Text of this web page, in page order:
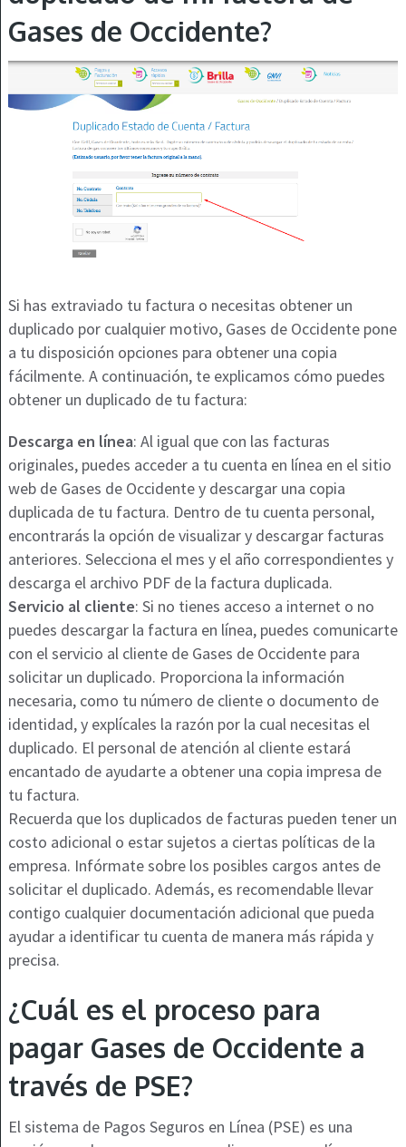
Gases de Occidente?
Si has extraviado tu factura o necesitas obtener un
duplicado por cualquier motivo, Gases de Occidente pone
a tu disposición opciones para obtener una copia
fácilmente. A continuación, te explicamos cómo puedes
obtener un duplicado de tu factura:
Descarga en línea: Al igual que con las facturas
originales, puedes acceder a tu cuenta en línea en el sitio
web de Gases de Occidente y descargar una copia
duplicada de tu factura. Dentro de tu cuenta personal,
encontrarás la opción de visualizar y descargar facturas
anteriores. Selecciona el mes y el año correspondientes y
descarga el archivo PDF de la factura duplicada.
Servicio al cliente: Si no tienes acceso a internet o no
puedes descargar la factura en línea, puedes comunicarte
con el servicio al cliente de Gases de Occidente para
solicitar un duplicado. Proporciona la información
necesaria, como tu número de cliente o documento de
identidad, y explícales la razón por la cual necesitas el
duplicado. El personal de atención al cliente estará
encantado de ayudarte a obtener una copia impresa de
tu factura.
Recuerda que los duplicados de facturas pueden tener un
costo adicional o estar sujetos a ciertas políticas de la
empresa. Infórmate sobre los posibles cargos antes de
solicitar el duplicado. Además, es recomendable llevar
contigo cualquier documentación adicional que pueda
ayudar a identificar tu cuenta de manera más rápida y
precisa.
¿Cuál es el proceso para
pagar Gases de Occidente a
través de PSE?
El sistema de Pagos Seguros en Línea (PSE) es una